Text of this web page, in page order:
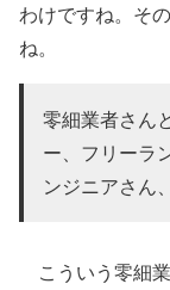
わけですね。そ
ね。
零細業者さん
ー、フリーラ
ンジニアさん
こういう零細